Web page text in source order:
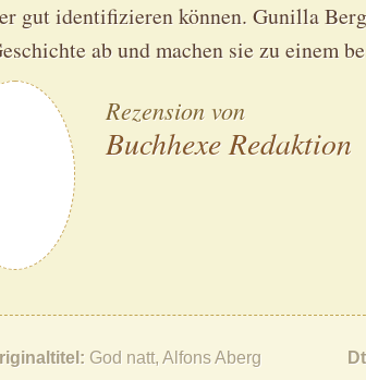
gut identifizieren können. Gunilla
ab und machen sie zu einem
Rezension von
Buchhexe Redaktion
God natt, Alfons Aberg